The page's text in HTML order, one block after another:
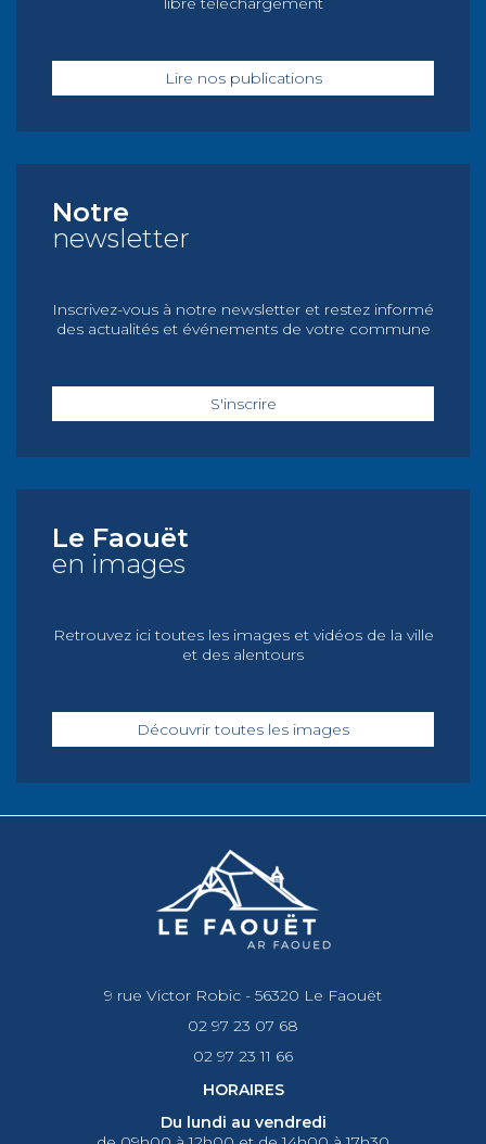
Lire nos publications
Notre
newsletter
Inscrivez-vous à notre newsletter et restez informé
des actualités et événements de votre commune
S'inscrire
Le Faouët
en images
Retrouvez ici toutes les images et vidéos de la ville
et des alentours
Découvrir toutes les images
9 rue Victor Robic - 56320 Le Faouët
02 97 23 07 68
02 97 23 11 66
HORAIRES
Du lundi au vendredi